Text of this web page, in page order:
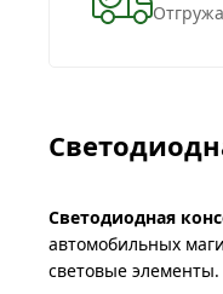
Светодиодная
автомобильных
световые элементы.